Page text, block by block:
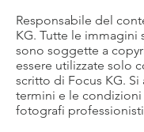
Responsabile del
KG. Tutte le immagini
sono soggette a
essere utilizzate solo
scritto di Focus KG.
termini e le
fotografi